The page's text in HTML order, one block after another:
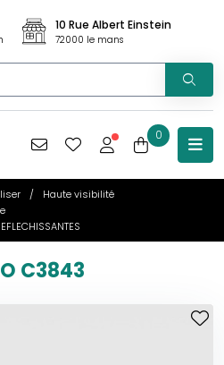
10 Rue Albert Einstein
72000 le mans
0
Haute visibilité
C3843